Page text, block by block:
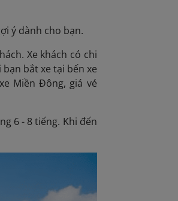
ý dành cho bạn.
Xe khách có chi
bắt xe tại bến xe
Miền Đông, giá vé
6 - 8 tiếng. Khi đến